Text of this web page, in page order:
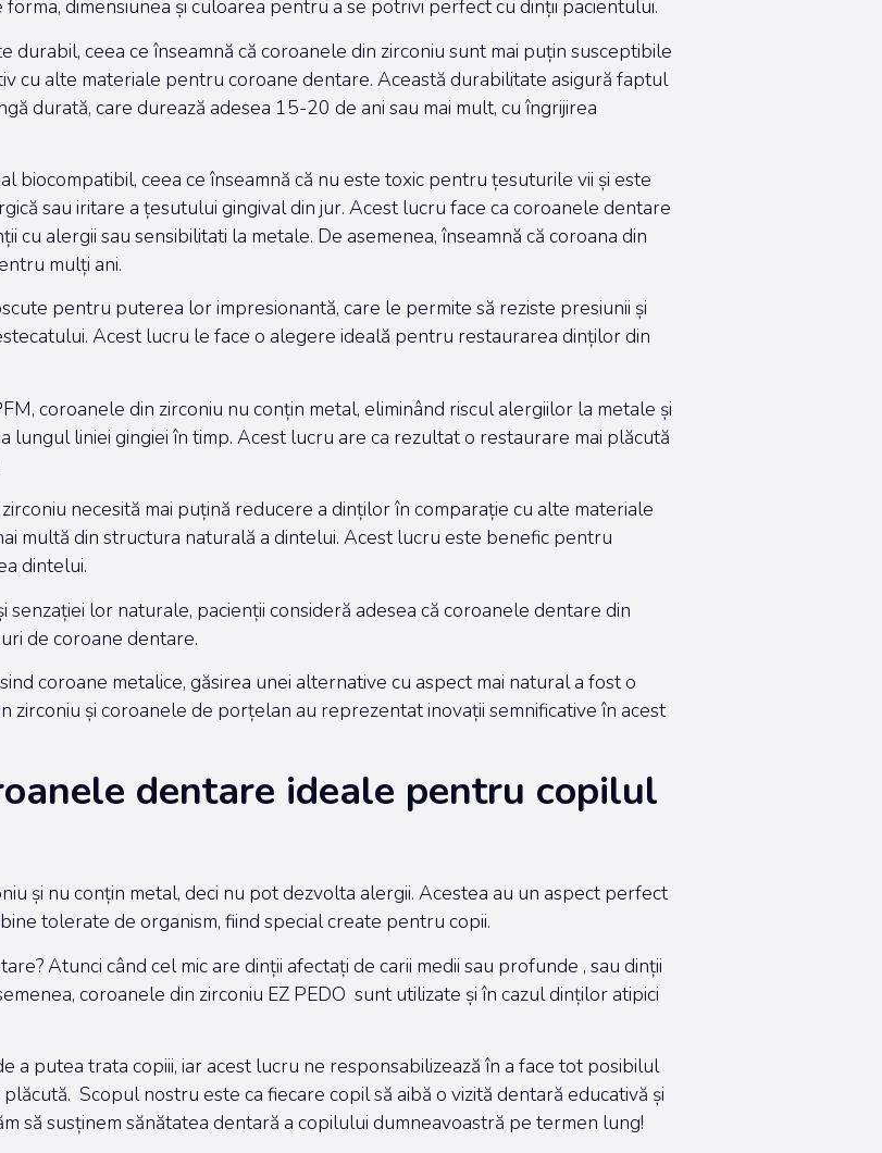
dimensiunea și culoarea pentru a se potrivi perfect cu dinții pacientului.
durabil, ceea ce înseamnă că coroanele din zirconiu sunt mai puțin susceptibile
cu alte materiale pentru coroane dentare. Această durabilitate asigură faptul
durată, care durează adesea 15-20 de ani sau mai mult, cu îngrijirea
biocompatibil, ceea ce înseamnă că nu este toxic pentru țesuturile vii și este
sau iritare a țesutului gingival din jur. Acest lucru face ca coroanele dentare
alergii sau sensibilitati la metale. De asemenea, înseamnă că coroana din
mulți ani.
pentru puterea lor impresionantă, care le permite să reziste presiunii și
Acest lucru le face o alegere ideală pentru restaurarea dinților din
coroanele din zirconiu nu conțin metal, eliminând riscul alergiilor la metale și
lungul liniei gingiei în timp. Acest lucru are ca rezultat o restaurare mai plăcută
necesită mai puțină reducere a dinților în comparație cu alte materiale
multă din structura naturală a dintelui. Acest lucru este benefic pentru
dintelui.
senzației lor naturale, pacienții consideră adesea că coroanele dentare din
de coroane dentare.
coroane metalice, găsirea unei alternative cu aspect mai natural a fost o
zirconiu și coroanele de porțelan au reprezentat inovații semnificative în acest
dentare ideale pentru copilul
și nu conțin metal, deci nu pot dezvolta alergii. Acestea au un aspect perfect
tolerate de organism, fiind special create pentru copii.
Atunci când cel mic are dinții afectați de carii medii sau profunde , sau dinții
coroanele din zirconiu EZ PEDO sunt utilizate și în cazul dinților atipici
a putea trata copiii, iar acest lucru ne responsabilizează în a face tot posibilul
Scopul nostru este ca fiecare copil să aibă o vizită dentară educativă și
să susținem sănătatea dentară a copilului dumneavoastră pe termen lung!